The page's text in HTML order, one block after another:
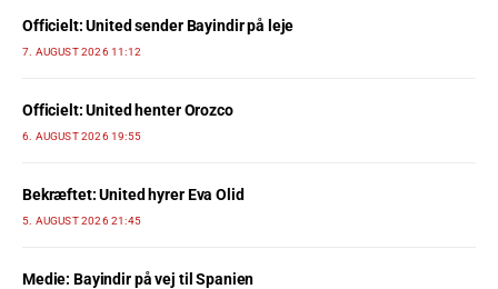
Officielt: United sender Bayindir på leje
7. AUGUST 2026 11:12
Officielt: United henter Orozco
6. AUGUST 2026 19:55
Bekræftet: United hyrer Eva Olid
5. AUGUST 2026 21:45
Medie: Bayindir på vej til Spanien